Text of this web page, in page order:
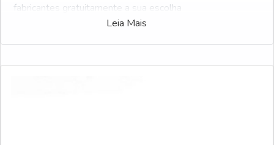
fabricantes gratuitamente a sua escolha
Leia Mais